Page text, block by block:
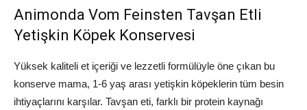
Animonda Vom Feinsten Tavşan Etli
Yetişkin Köpek Konservesi
Yüksek kaliteli et içeriği ve lezzetli formülüyle öne çıkan bu
konserve mama, 1-6 yaş arası yetişkin köpeklerin tüm besin
ihtiyaçlarını karşılar. Tavşan eti, farklı bir protein kaynağı